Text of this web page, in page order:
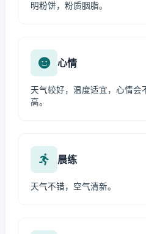
明粉饼，粉质胭脂。
心情
天气较好，温度适宜，心情会
高。
晨练
天气不错，空气清新。